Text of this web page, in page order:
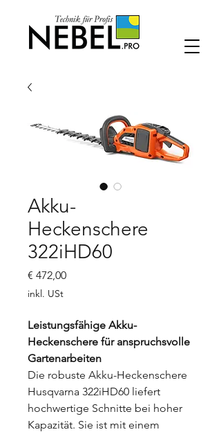
Akku-
Heckenschere
322iHD60
€ 472,00Preis
inkl. USt
Leistungsfähige Akku-
Heckenschere für anspruchsvolle
Gartenarbeiten
Die robuste Akku-Heckenschere
Husqvarna 322iHD60 liefert
hochwertige Schnitte bei hoher
Kapazität. Sie ist mit einem